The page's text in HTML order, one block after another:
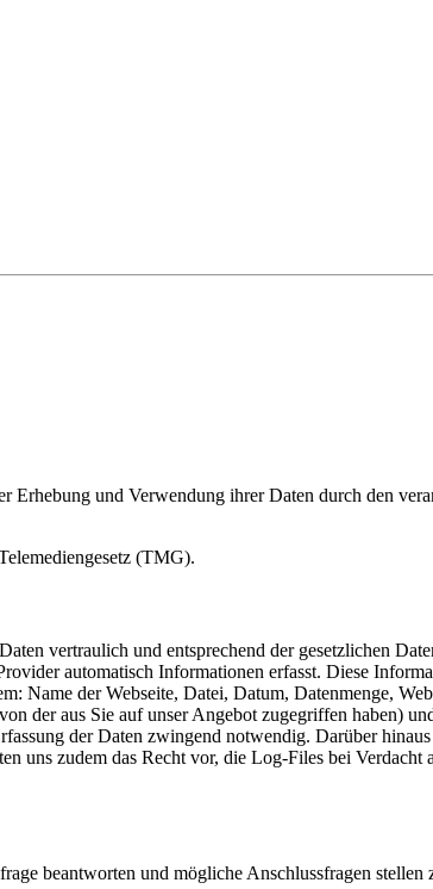
und Verwendung ihrer Daten durch den
(TMG).
vertraulich und entsprechend der gesetzlichen
automatisch Informationen erfasst. Diese
Name der Webseite, Datei, Datum, Datenmenge,
der aus Sie auf unser Angebot zugegriffen haben)
der Daten zwingend notwendig. Darüber
uns zudem das Recht vor, die Log-Files bei Verdacht
beantworten und mögliche Anschlussfragen stellen